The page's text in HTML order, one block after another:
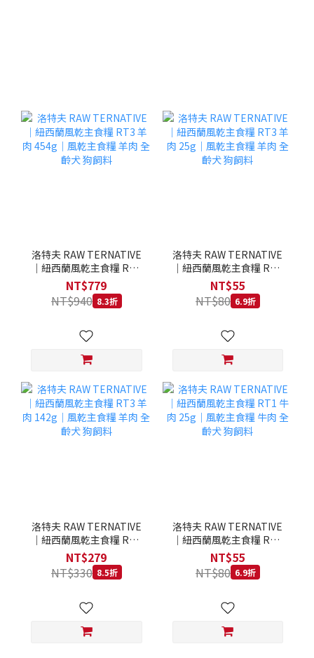
洛特夫 RAW TERNATIVE
｜紐西蘭風乾主食糧 RT3
羊肉 454g｜風乾主食糧 羊
肉 全齡犬 狗飼料
NT$779
NT$940 8.3折
洛特夫 RAW TERNATIVE
｜紐西蘭風乾主食糧 RT3
羊肉 25g｜風乾主食糧 羊
肉 全齡犬 狗飼料
NT$55
NT$80 6.9折
洛特夫 RAW TERNATIVE
｜紐西蘭風乾主食糧 RT3
羊肉 142g｜風乾主食糧 羊
肉 全齡犬 狗飼料
NT$279
NT$330 8.5折
洛特夫 RAW TERNATIVE
｜紐西蘭風乾主食糧 RT1
牛肉 25g｜風乾主食糧 牛
肉 全齡犬 狗飼料
NT$55
NT$80 6.9折